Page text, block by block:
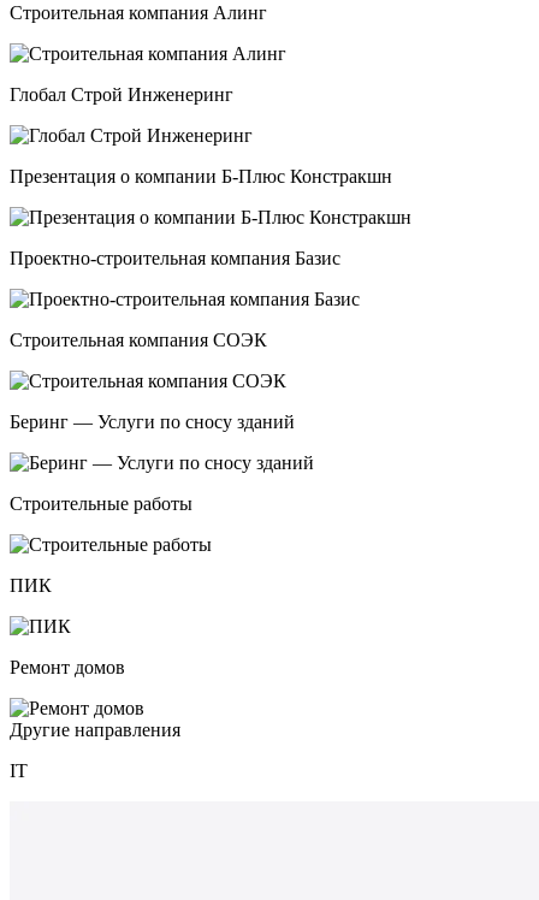
Строительная компания Алинг
Глобал Строй Инженеринг
Презентация о компании Б-Плюс Констракшн
Проектно-строительная компания Базис
Строительная компания СОЭК
Беринг — Услуги по сносу зданий
Строительные работы
ПИК
Ремонт домов
Другие направления
IT